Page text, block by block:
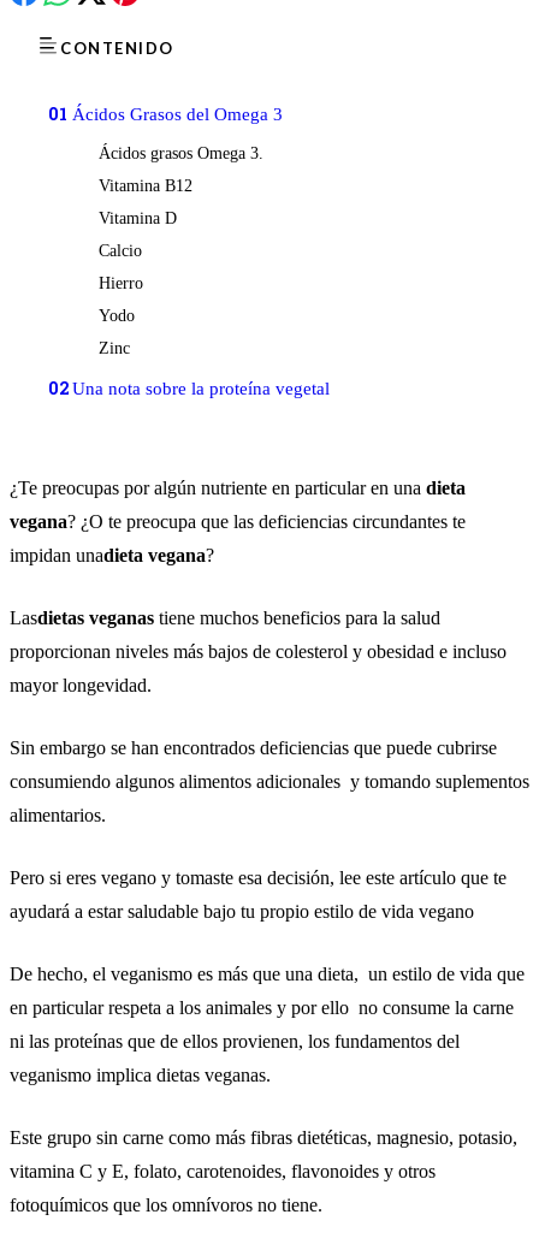
CONTENIDO
01 Ácidos Grasos del Omega 3
Ácidos grasos Omega 3.
Vitamina B12
Vitamina D
Calcio
Hierro
Yodo
Zinc
02Una nota sobre la proteína vegetal
¿Te preocupas por algún nutriente en particular en una dieta
vegana? ¿O te preocupa que las deficiencias circundantes te
impidan unadieta vegana?
Lasdietas veganas tiene muchos beneficios para la salud
proporcionan niveles más bajos de colesterol y obesidad e incluso
mayor longevidad.
Sin embargo se han encontrados deficiencias que puede cubrirse
consumiendo algunos alimentos adicionales y tomando suplementos
alimentarios.
Pero si eres vegano y tomaste esa decisión, lee este artículo que te
ayudará a estar saludable bajo tu propio estilo de vida vegano
De hecho, el veganismo es más que una dieta, un estilo de vida que
en particular respeta a los animales y por ello no consume la carne
ni las proteínas que de ellos provienen, los fundamentos del
veganismo implica dietas veganas.
Este grupo sin carne como más fibras dietéticas, magnesio, potasio,
vitamina C y E, folato, carotenoides, flavonoides y otros
fotoquímicos que los omnívoros no tiene.